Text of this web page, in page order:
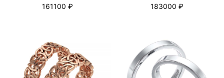
161100 ₽
183000 ₽